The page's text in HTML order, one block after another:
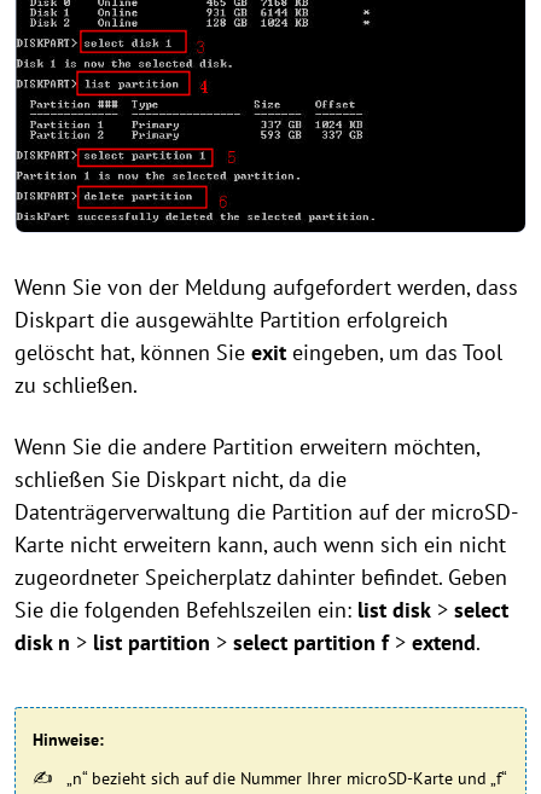
Wenn Sie von der Meldung aufgefordert werden, dass
Diskpart die ausgewählte Partition erfolgreich
gelöscht hat, können Sie exit eingeben, um das Tool
zu schließen.
Wenn Sie die andere Partition erweitern möchten,
schließen Sie Diskpart nicht, da die
Datenträgerverwaltung die Partition auf der microSD-
Karte nicht erweitern kann, auch wenn sich ein nicht
zugeordneter Speicherplatz dahinter befindet. Geben
Sie die folgenden Befehlszeilen ein: list disk > select
disk n > list partition > select partition f> extend.
Hinweise:
„n“ bezieht sich auf die Nummer Ihrer microSD-Karte und „f“